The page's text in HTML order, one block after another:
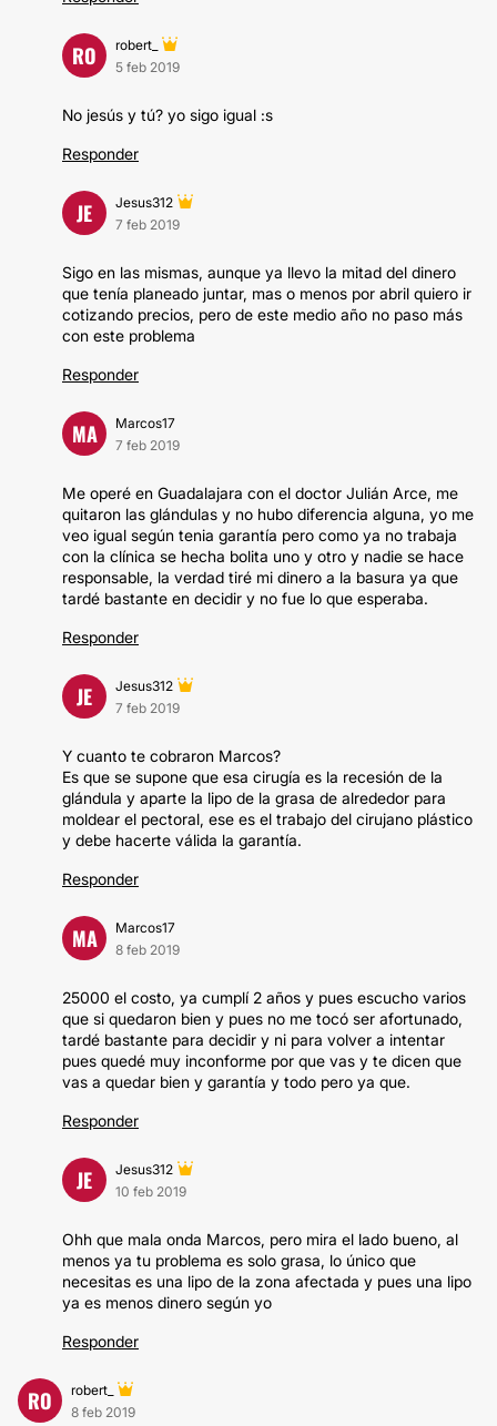
RO
robert_
5 feb 2019
No jesús y tú? yo sigo igual :s
Responder
JE
Jesus312
7 feb 2019
Sigo en las mismas, aunque ya llevo la mitad del dinero
que tenía planeado juntar, mas o menos por abril quiero ir
cotizando precios, pero de este medio año no paso más
con este problema
Responder
MA
Marcos17
7 feb 2019
Me operé en Guadalajara con el doctor Julián Arce, me
quitaron las glándulas y no hubo diferencia alguna, yo me
veo igual según tenia garantía pero como ya no trabaja
con la clínica se hecha bolita uno y otro y nadie se hace
responsable, la verdad tiré mi dinero a la basura ya que
tardé bastante en decidir y no fue lo que esperaba.
Responder
JE
Jesus312
7 feb 2019
Y cuanto te cobraron Marcos?
Es que se supone que esa cirugía es la recesión de la
glándula y aparte la lipo de la grasa de alrededor para
moldear el pectoral, ese es el trabajo del cirujano plástico
y debe hacerte válida la garantía.
Responder
MA
Marcos17
8 feb 2019
25000 el costo, ya cumplí 2 años y pues escucho varios
que si quedaron bien y pues no me tocó ser afortunado,
tardé bastante para decidir y ni para volver a intentar
pues quedé muy inconforme por que vas y te dicen que
vas a quedar bien y garantía y todo pero ya que.
Responder
JE
Jesus312
10 feb 2019
Ohh que mala onda Marcos, pero mira el lado bueno, al
menos ya tu problema es solo grasa, lo único que
necesitas es una lipo de la zona afectada y pues una lipo
ya es menos dinero según yo
Responder
RO
robert_
8 feb 2019